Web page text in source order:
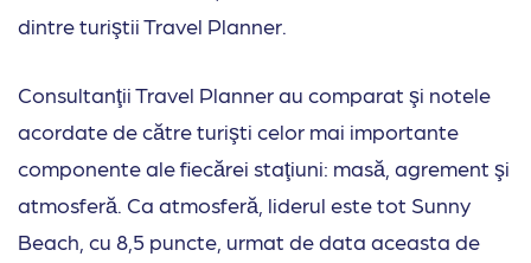
dintre turiştii Travel Planner.
Consultanţii Travel Planner au comparat şi notele
acordate de către turişti celor mai importante
componente ale fiecărei staţiuni: masă, agrement şi
atmosferă. Ca atmosferă, liderul este tot Sunny
Beach, cu 8,5 puncte, urmat de data aceasta de